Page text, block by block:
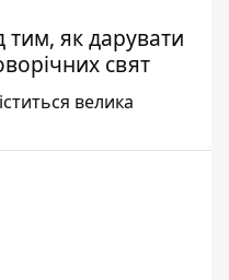
як дарувати
свят
велика